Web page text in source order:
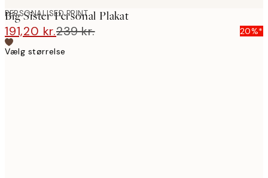
PERSONALISED PRINT
Big Sister Personal Plakat
191,20 kr.239 kr.
20%*
Vælg størrelse